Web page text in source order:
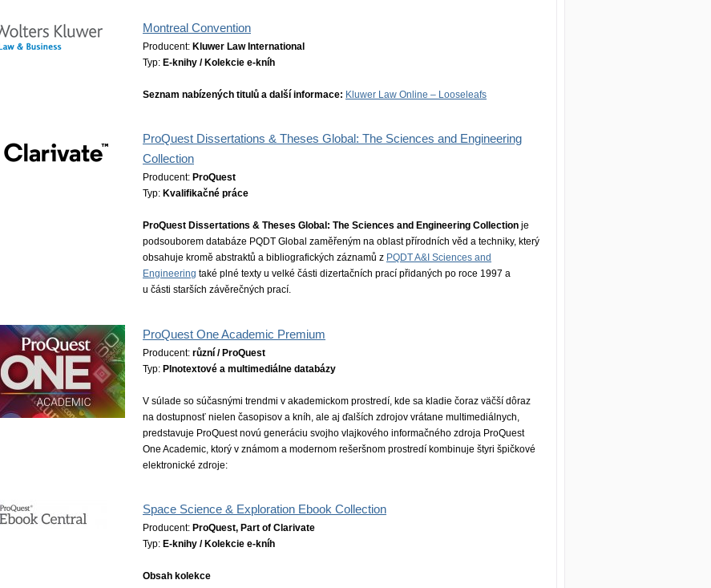
Montreal Convention
Producent: Kluwer Law International
Typ: E-knihy / Kolekcie e-kníh
Seznam nabízených titulů a další informace: Kluwer Law Online – Looseleafs
ProQuest Dissertations & Theses Global: The Sciences and Engineering
Collection
Producent: ProQuest
Typ: Kvalifikačné práce
ProQuest Dissertations & Theses Global: The Sciences and Engineering Collection je
podsouborem databáze PQDT Global zaměřeným na oblast přírodních věd a techniky, který
obsahuje kromě abstraktů a bibliografických záznamů z PQDT A&I Sciences and
Engineering také plné texty u velké části dizertačních prací přidaných po roce 1997 a
u části starších závěrečných prací.
ProQuest One Academic Premium
Producent: různí / ProQuest
Typ: Plnotextové a multimediálne databázy
V súlade so súčasnými trendmi v akademickom prostredí, kde sa kladie čoraz väčší dôraz
na dostupnosť nielen časopisov a kníh, ale aj ďalších zdrojov vrátane multimediálnych,
predstavuje ProQuest novú generáciu svojho vlajkového informačného zdroja ProQuest
One Academic, ktorý v známom a modernom rešeršnom prostredí kombinuje štyri špičkové
elektronické zdroje:
Space Science & Exploration Ebook Collection
Producent: ProQuest, Part of Clarivate
Typ: E-knihy / Kolekcie e-kníh
Obsah kolekce